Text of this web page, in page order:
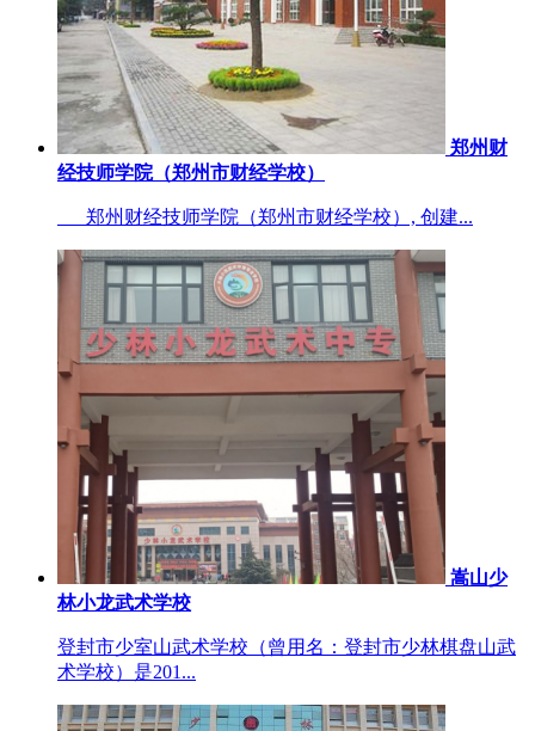
郑州财
经技师学院（郑州市财经学校）
郑州财经技师学院（郑州市财经学校）, 创建...
嵩山少
林小龙武术学校
登封市少室山武术学校（曾用名：登封市少林棋盘山武
术学校）是201...